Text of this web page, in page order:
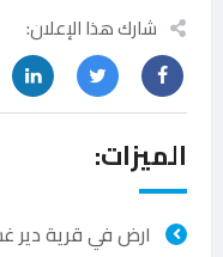
شارك هذا الإعلان:
الميزات:
ارض في قرية دير غسانة 47